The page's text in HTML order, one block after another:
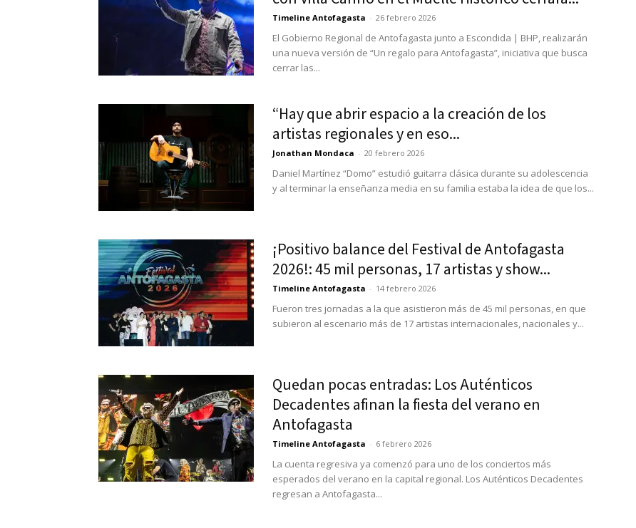
Timeline Antofagasta - 26 febrero 2026
El Gobierno Regional de Antofagasta junto a Escondida | BHP, realizarán
una nueva versión de “Un regalo para Antofagasta”, iniciativa que busca
cerrar las...
“Hay que abrir espacio a la creación de los
artistas regionales y en eso...
Jonathan Mondaca - 20 febrero 2026
Daniel Martínez “Domo” estudió guitarra clásica durante su adolescencia
y al terminar la enseñanza media en su familia estaba la idea de que los...
¡Positivo balance del Festival de Antofagasta
2026!: 45 mil personas, 17 artistas y show...
Timeline Antofagasta - 14 febrero 2026
Fueron tres jornadas a la que asistieron más de 45 mil personas, en que
subieron al escenario más de 17 artistas internacionales, nacionales y...
Quedan pocas entradas: Los Auténticos
Decadentes afinan la fiesta del verano en
Antofagasta
Timeline Antofagasta - 6 febrero 2026
La cuenta regresiva ya comenzó para uno de los conciertos más
esperados del verano en la capital regional. Los Auténticos Decadentes
regresan a Antofagasta...